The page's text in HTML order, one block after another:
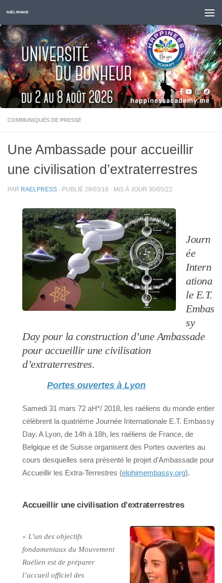
Skip to content
RAËL FRANCE
COMMUNIQUÉS DE PRESSE
Une Ambassade pour accueillir
une civilisation d’extraterrestres
PAR RAELPRESS · PUBLIÉ 28/03/18 · MIS À JOUR 30/05/22
Journ
ée
Intern
ationa
le E.T.
Embas
sy
Day pour la construction d’une Ambassade
pour accueillir une civilisation
d’extraterrestres.
Portes ouvertes à Lyon
Samedi 31 mars 72 aH*/ 2018, les raéliens du monde entier
célèbrent la quatrième Journée Internationale E.T. Embassy
Day. A Lyon, de 14h à 18h, les raéliens de France, de
Belgique et de Suisse organisent des Portes ouvertes au
cours desquelles sera présenté le projet d’Ambassade pour
Accueillir les Extra-Terrestres (elohimembassy.org).
Accueillir une civilisation d’extraterrestres
« L’un des objectifs
fondamentaux du Mouvement
Raélien est de préparer
l’accueil officiel des